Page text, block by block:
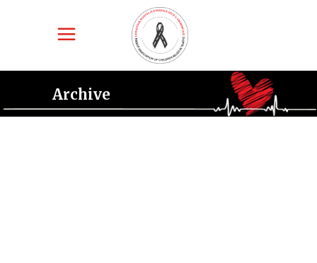
Archive